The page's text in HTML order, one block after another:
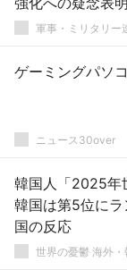
軍事・ミリタリ
ゲーミングパソ
ニュース30over
韓国人「2025年
韓国は第5位に
国の反応
世界の憂鬱 海外